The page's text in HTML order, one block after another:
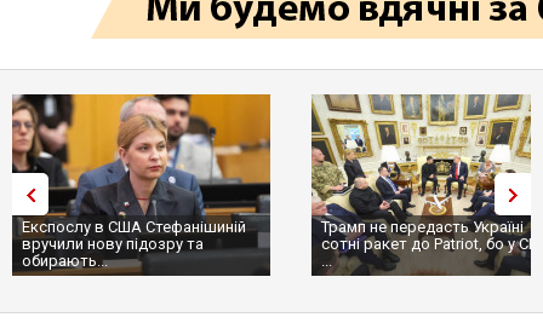
Експослу в США Стефанішиній
вручили нову підозру та
обирають...
Трамп не передасть Україні
сотні ракет до Patriot, бо у
...